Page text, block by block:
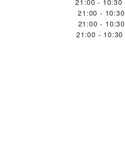
10:30 - 21:00
10:30 - 21:00
10:30 - 21:00
10:30 - 21:00